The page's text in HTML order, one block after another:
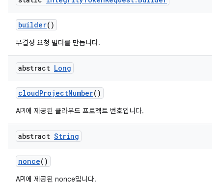
builder()
무결성 요청 빌더를 만듭니다.
abstract Long
cloudProjectNumber()
API에 제공된 클라우드 프로젝트 번호입니다.
abstract String
nonce()
API에 제공된 nonce입니다.